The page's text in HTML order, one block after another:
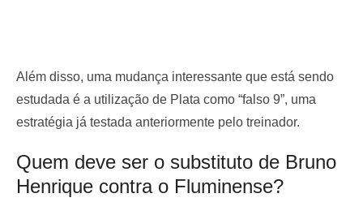
Além disso, uma mudança interessante que está sendo
estudada é a utilização de Plata como “falso 9”, uma
estratégia já testada anteriormente pelo treinador.
Quem deve ser o substituto de Bruno
Henrique contra o Fluminense?